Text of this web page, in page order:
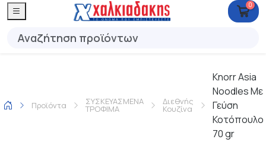
0
Προϊόντα ΣΥΣΚΕΥΑΣΜΕΝΑ
ΤΡΟΦΙΜΑ
Διεθνής
Κουζίνα
Knorr Asia
Noodles Με
Γεύση
Κοτόπουλο
70 gr